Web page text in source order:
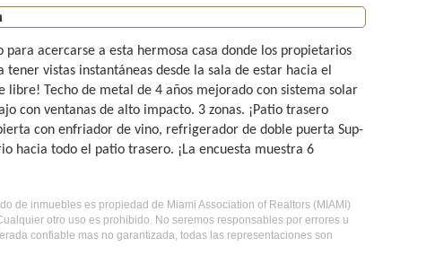
acercarse a esta hermosa casa donde los propietarios
vistas instantáneas desde la sala de estar hacia el
Techo de metal de 4 años mejorado con sistema solar
con ventanas de alto impacto. 3 zonas. ¡Patio trasero
con enfriador de vino, refrigerador de doble puerta Sup-
hacia todo el patio trasero. ¡La encuesta muestra 6
de inmuebles es propiedad de Miami Association of Realtors (MIAMI)
otro uso es prohibido. No seremos responsables por errores u
confiable mas no garantizada, todas las representaciones son